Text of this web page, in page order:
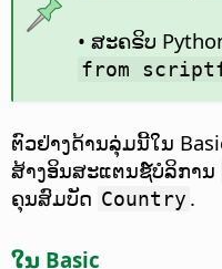
• ສະຄຣິບ
from
ຕົວຢ່າງດ້ານລຸ່ມນີ້ໃນ
ສ້າງອິນສະແຕນຊ໌ບໍລິການ
ຄຸນສົມບັດ Country .
ໃນ Basic